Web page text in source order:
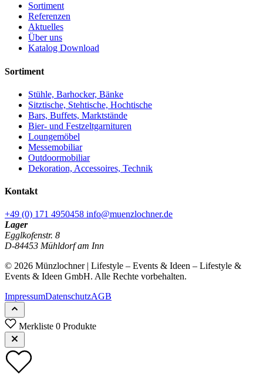
Sortiment
Referenzen
Aktuelles
Über uns
Katalog Download
Sortiment
Stühle, Barhocker, Bänke
Sitztische, Stehtische, Hochtische
Bars, Buffets, Marktstände
Bier- und Festzeltgarnituren
Loungemöbel
Messemobiliar
Outdoormobiliar
Dekoration, Accessoires, Technik
Kontakt
+49 (0) 171 4950458 info@muenzlochner.de
Lager
Egglkofenstr. 8
D-84453 Mühldorf am Inn
© 2026 Münzlochner | Lifestyle – Events & Ideen – Lifestyle &
Events & Ideen GmbH. Alle Rechte vorbehalten.
ImpressumDatenschutzAGB
Merkliste 0 Produkte